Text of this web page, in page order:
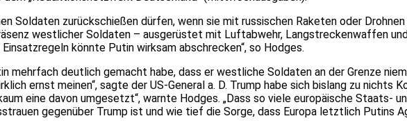
Soldaten zurückschießen dürfen, wenn sie mit russischen Raketen oder
westlicher Soldaten – ausgerüstet mit Luftabwehr, Langstreckenwaffen
könnte Putin wirksam abschrecken“, so Hodges.
mehrfach deutlich gemacht habe, dass er westliche Soldaten an der Grenze
ernst meinen“, sagte der US-General a. D. Trump habe sich bislang zu
eine davon umgesetzt“, warnte Hodges. „Dass so viele europäische Staats-
gegenüber Trump ist und wie tief die Sorge, dass Europa letztlich Putins